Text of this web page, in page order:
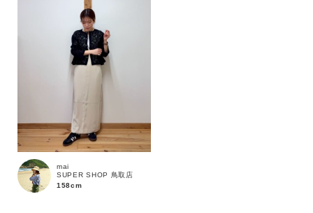
mai
SUPER SHOP 鳥取店
158cm